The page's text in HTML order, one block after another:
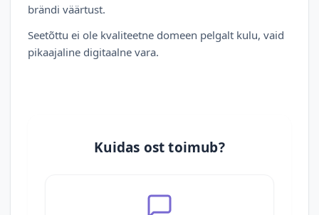
brändi väärtust.
Seetõttu ei ole kvaliteetne domeen pelgalt kulu, vaid
pikaajaline digitaalne vara.
Kuidas ost toimub?